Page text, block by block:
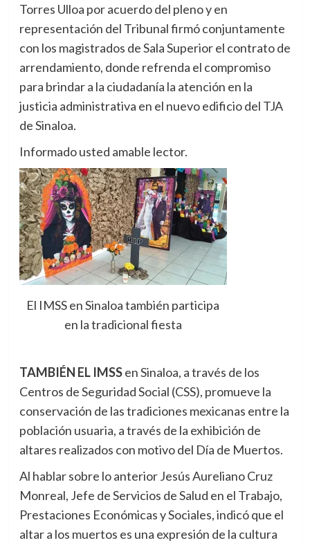
Torres Ulloa por acuerdo del pleno y en
representación del Tribunal firmó conjuntamente
con los magistrados de Sala Superior el contrato de
arrendamiento, donde refrenda el compromiso
para brindar a la ciudadanía la atención en la
justicia administrativa en el nuevo edificio del TJA
de Sinaloa.
Informado usted amable lector.
El IMSS en Sinaloa también participa
en la tradicional fiesta
TAMBIÉN EL IMSSen Sinaloa, a través de los
Centros de Seguridad Social (CSS), promueve la
conservación de las tradiciones mexicanas entre la
población usuaria, a través de la exhibición de
altares realizados con motivo del Día de Muertos.
Al hablar sobre lo anterior Jesús Aureliano Cruz
Monreal, Jefe de Servicios de Salud en el Trabajo,
Prestaciones Económicas y Sociales, indicó que el
altar a los muertos es una expresión de la cultura